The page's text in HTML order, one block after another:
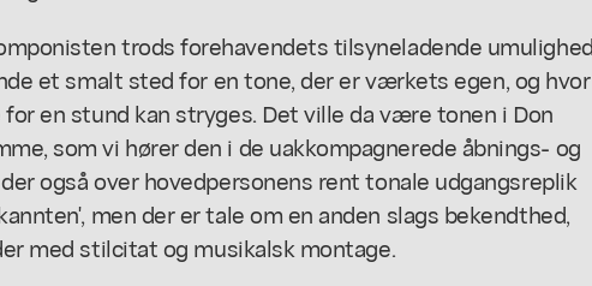
trods forehavendets tilsyneladende umulighed
et smalt sted for en tone, der er værkets egen, og hvor
en stund kan stryges. Det ville da være tonen i Don
som vi hører den i de uakkompagnerede åbnings- og
også over hovedpersonens rent tonale udgangsreplik
men der er tale om en anden slags bekendthed,
med stilcitat og musikalsk montage.